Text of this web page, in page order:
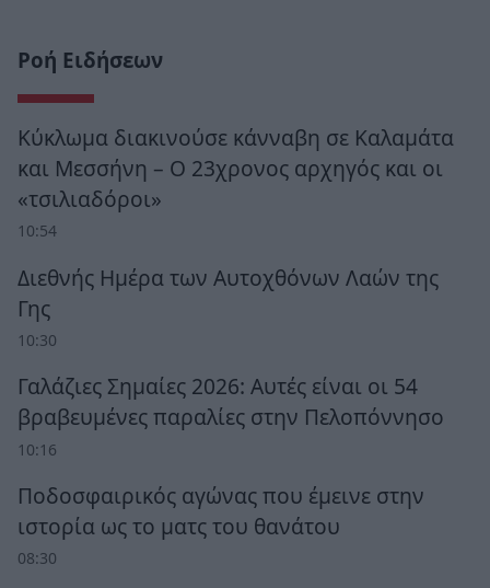
Ροή Ειδήσεων
Κύκλωμα διακινούσε κάνναβη σε Καλαμάτα
και Μεσσήνη – Ο 23χρονος αρχηγός και οι
«τσιλιαδόροι»
10:54
Διεθνής Ημέρα των Αυτοχθόνων Λαών της
Γης
10:30
Γαλάζιες Σημαίες 2026: Αυτές είναι οι 54
βραβευμένες παραλίες στην Πελοπόννησο
10:16
Ποδοσφαιρικός αγώνας που έμεινε στην
ιστορία ως το ματς του θανάτου
08:30